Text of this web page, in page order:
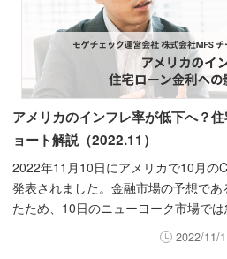
アメリカのインフレ率が低下へ？
ョート解説（2022.11）
2022年11月10日にアメリカで10月の
発表されました。金融市場の予想で
たため、10日のニューヨーク市場で
昇・円高ドル安進行と、最近の相場
2022/11/